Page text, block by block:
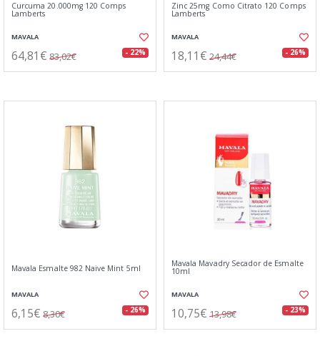
Curcuma 20.000mg 120 Comps
Lamberts
MAVALA
64,81€ 83,02€ - 22%
Zinc 25mg Como Citrato 120 Comps
Lamberts
MAVALA
18,11€ 24,44€ - 26%
Mavala Esmalte 982 Naive Mint 5ml
MAVALA
6,15€ 8,30€ - 26%
Mavala Mavadry Secador de Esmalte
10ml
MAVALA
10,75€ 13,98€ - 23%